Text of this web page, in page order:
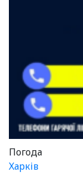
Погода
Харків